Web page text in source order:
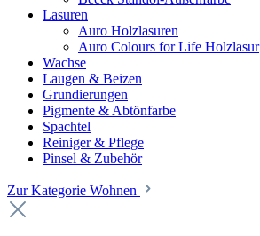
Lasuren
Auro Holzlasuren
Auro Colours for Life Holzlasur
Wachse
Laugen & Beizen
Grundierungen
Pigmente & Abtönfarbe
Spachtel
Reiniger & Pflege
Pinsel & Zubehör
Zur Kategorie Wohnen